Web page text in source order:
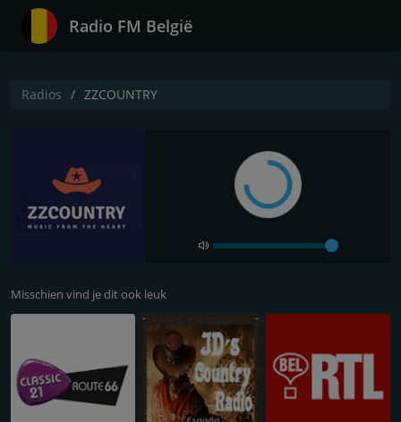
Radio FM België
Radios ZZCOUNTRY
Misschien vind je dit ook leuk